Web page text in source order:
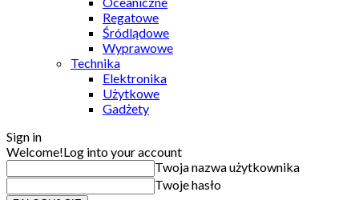
Regatowe
Śródlądowe
Wyprawowe
Technika
Elektronika
Użytkowe
Gadżety
Sign in
Welcome!Log into your account
Twoja nazwa użytkownika
Twoje hasło